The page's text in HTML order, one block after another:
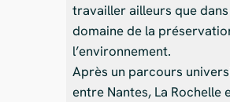
travailler ailleurs que
domaine de la
l’environnement.
Après un parcours
entre Nantes, La Rochelle